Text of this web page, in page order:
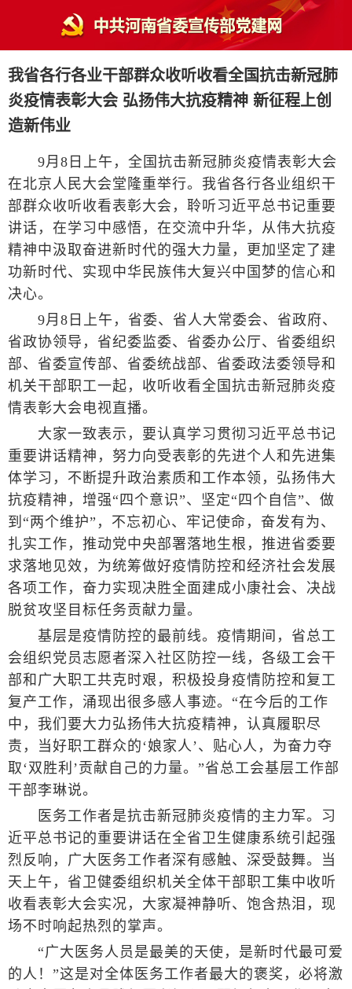
我省各行各业干部群众收听收看全国抗击新冠肺
炎疫情表彰大会 弘扬伟大抗疫精神 新征程上创
造新伟业
9月8日上午，全国抗击新冠肺炎疫情表彰大会
在北京人民大会堂隆重举行。我省各行各业组织干
部群众收听收看表彰大会，聆听习近平总书记重要
讲话，在学习中感悟，在交流中升华，从伟大抗疫
精神中汲取奋进新时代的强大力量，更加坚定了建
功新时代、实现中华民族伟大复兴中国梦的信心和
决心。
9月8日上午，省委、省人大常委会、省政府、
省政协领导，省纪委监委、省委办公厅、省委组织
部、省委宣传部、省委统战部、省委政法委领导和
机关干部职工一起，收听收看全国抗击新冠肺炎疫
情表彰大会电视直播。
大家一致表示，要认真学习贯彻习近平总书记
重要讲话精神，努力向受表彰的先进个人和先进集
体学习，不断提升政治素质和工作本领，弘扬伟大
抗疫精神，增强“四个意识”、坚定“四个自信”、做
到“两个维护”，不忘初心、牢记使命，奋发有为、
扎实工作，推动党中央部署落地生根，推进省委要
求落地见效，为统筹做好疫情防控和经济社会发展
各项工作，奋力实现决胜全面建成小康社会、决战
脱贫攻坚目标任务贡献力量。
基层是疫情防控的最前线。疫情期间，省总工
会组织党员志愿者深入社区防控一线，各级工会干
部和广大职工共克时艰，积极投身疫情防控和复工
复产工作，涌现出很多感人事迹。“在今后的工作
中，我们要大力弘扬伟大抗疫精神，认真履职尽
责，当好职工群众的‘娘家人’、贴心人，为奋力夺
取‘双胜利’贡献自己的力量。”省总工会基层工作部
干部李琳说。
医务工作者是抗击新冠肺炎疫情的主力军。习
近平总书记的重要讲话在全省卫生健康系统引起强
烈反响，广大医务工作者深有感触、深受鼓舞。当
天上午，省卫健委组织机关全体干部职工集中收听
收看表彰大会实况，大家凝神静听、饱含热泪，现
场不时响起热烈的掌声。
“广大医务人员是最美的天使，是新时代最可爱
的人！”这是对全体医务工作者最大的褒奖，必将激